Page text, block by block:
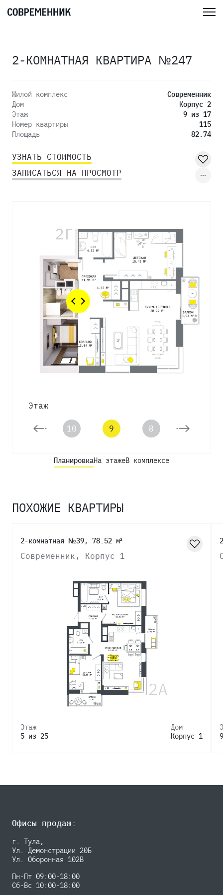
2-КОМНАТНАЯ КВАРТИРА №247
Жилой комплекс
Современник
Дом
Корпус 2
Этаж
9 из 17
Номер квартиры
115
Площадь
82.74
УЗНАТЬ СТОИМОСТЬ
ЗАПИСАТЬСЯ НА ПРОСМОТР
Этаж
11 10 9 8 7
ПланировкаНа этажеВ комплексе
ПОХОЖИЕ КВАРТИРЫ
2-комнатная №39, 78.52 м²
Современник, Корпус 1
Этаж
5 из 25
Дом
Корпус 1
Офисы продаж:
г. Тула,
Ул. Демонстрации 20Б
Ул. Оборонная 102В
Пн-Пт 09:00-18:00
Сб-Вс 10:00-18:00